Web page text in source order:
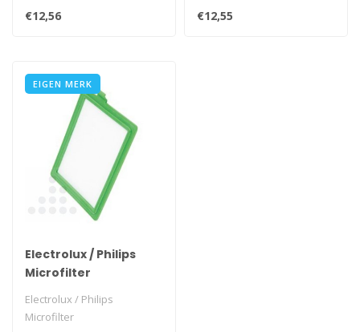
€12,56 €12,55
EIGEN MERK
Electrolux / Philips
Microfilter
Electrolux / Philips
Microfilter